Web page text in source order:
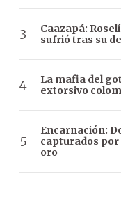
Caazapá:
sufrió tras su
La mafia del
extorsivo
Encarnación:
capturados
oro